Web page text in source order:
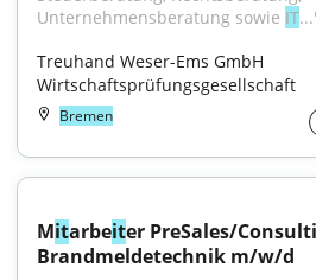
Unternehmensberatung sowie IT
Treuhand Weser-Ems GmbH
Wirtschaftsprüfungsgesellschaft
Bremen
Mitarbeiter PreSales/
Brandmeldetechnik m/w/d